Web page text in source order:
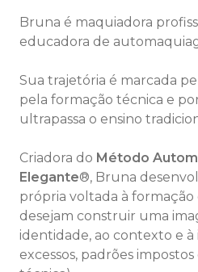
Bruna é maquiadora
educadora de
Sua trajetória é marcada
pela formação técnica e
ultrapassa o ensino
Criadora do Método
Elegante®, Bruna
própria voltada à
desejam construir uma
identidade, ao contexto e à
excessos, padrões